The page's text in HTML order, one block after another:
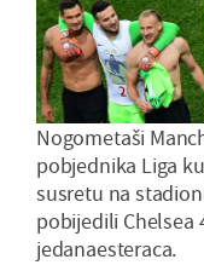
Nogometaši
pobjednika Liga
susretu na
pobijedili Chelsea
jedanaesteraca.